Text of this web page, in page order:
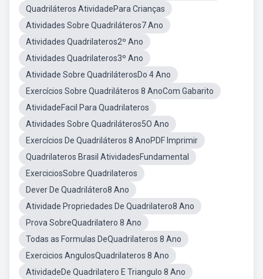
Quadriláteros AtividadePara Crianças
Atividades Sobre Quadriláteros7 Ano
Atividades Quadrilateros2º Ano
Atividades Quadrilateros3º Ano
Atividade Sobre QuadriláterosDo 4 Ano
Exercícios Sobre Quadriláteros 8 AnoCom Gabarito
AtividadeFacil Para Quadrilateros
Atividades Sobre Quadriláteros5O Ano
Exercícios De Quadriláteros 8 AnoPDF Imprimir
Quadrilateros Brasil AtividadesFundamental
ExerciciosSobre Quadrilateros
Dever De Quadrilátero8 Ano
Atividade Propriedades De Quadrilatero8 Ano
Prova SobreQuadrilatero 8 Ano
Todas as Formulas DeQuadrilateros 8 Ano
Exercicios AngulosQuadrilateros 8 Ano
AtividadeDe Quadrilatero E Triangulo 8 Ano